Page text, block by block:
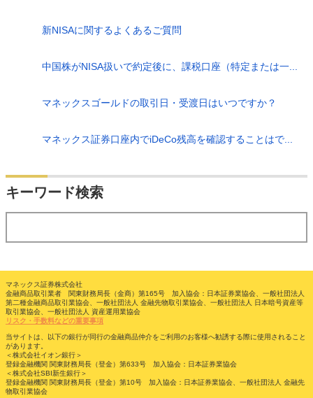
新NISAに関するよくあるご質問
中国株がNISA扱いで約定後に、課税口座（特定または一...
マネックスゴールドの取引日・受渡日はいつですか？
マネックス証券口座内でiDeCo残高を確認することはで...
キーワード検索
マネックス証券株式会社
金融商品取引業者 関東財務局長（金商）第165号 加入協会：日本証券業協会、一般社団法人
第二種金融商品取引業協会、一般社団法人 金融先物取引業協会、一般社団法人 日本暗号資産等
取引業協会、一般社団法人 資産運用業協会
リスク・手数料などの重要事項
当サイトは、以下の銀行が同行の金融商品仲介をご利用のお客様へ勧誘する際に使用されること
があります。
＜株式会社イオン銀行＞
登録金融機関 関東財務局長（登金）第633号 加入協会：日本証券業協会
＜株式会社SBI新生銀行＞
登録金融機関 関東財務局長（登金）第10号 加入協会：日本証券業協会、一般社団法人 金融先
物取引業協会